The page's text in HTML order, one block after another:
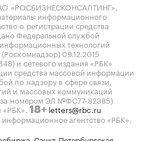
«РОСБИЗНЕСКОНСАЛТИНГ»,
информационного
о регистрации средства
Федеральной службой
технологий
09.12.2015
и сетевого издания «РБК»
средства массовой информации
по надзору в сфере связи,
и массовых коммуникаций
за номером ЭЛ №ФС77-82385)
«РБК». 18+ letters@rbc.ru
информационное агентство «РБК».